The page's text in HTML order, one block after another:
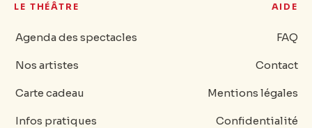
LE THÉÂTRE
Agenda des spectacles
Nos artistes
Carte cadeau
Infos pratiques
AIDE
FAQ
Contact
Mentions légales
Confidentialité